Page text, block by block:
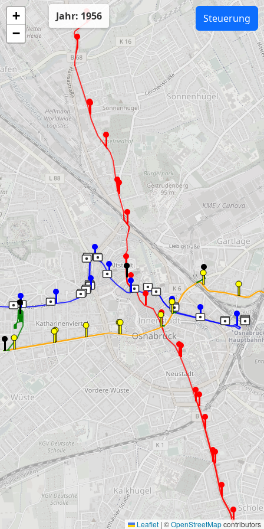
+
−
Leaflet | ©OpenStreetMapcontributors
Jahr: 1956 Steuerung